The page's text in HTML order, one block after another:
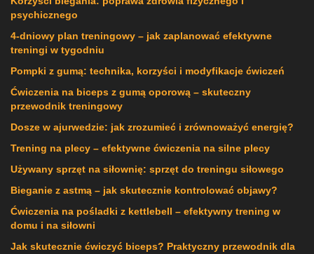
psychicznego
4-dniowy plan treningowy – jak zaplanować efektywne
treningi w tygodniu
Pompki z gumą: technika, korzyści i modyfikacje ćwiczeń
Ćwiczenia na biceps z gumą oporową – skuteczny
przewodnik treningowy
Dosze w ajurwedzie: jak zrozumieć i zrównoważyć energię?
Trening na plecy – efektywne ćwiczenia na silne plecy
Używany sprzęt na siłownię: sprzęt do treningu siłowego
Bieganie z astmą – jak skutecznie kontrolować objawy?
Ćwiczenia na pośladki z kettlebell – efektywny trening w
domu i na siłowni
Jak skutecznie ćwiczyć biceps? Praktyczny przewodnik dla